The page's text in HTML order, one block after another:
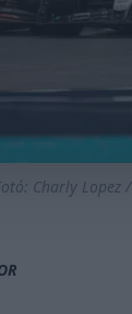
Charly Lopez